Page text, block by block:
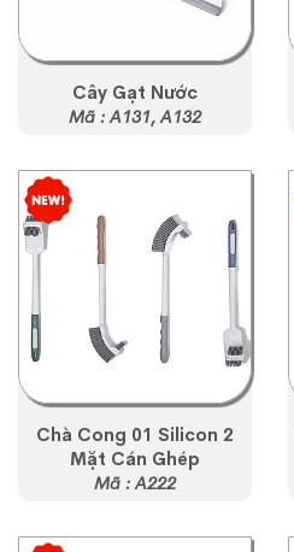
Cây Gạt Nước
Mã : A131, A132
Chà Cong 01 Silicon 2
Mặt Cán Ghép
Mã : A222